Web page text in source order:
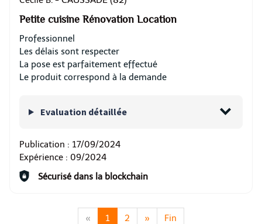
Petite cuisine Rénovation Location
Professionnel
Les délais sont respecter
La pose est parfaitement effectué
Le produit correspond à la demande
Evaluation détaillée
Publication : 17/09/2024
Expérience : 09/2024
Sécurisé dans la blockchain
« 1 2 » Fin